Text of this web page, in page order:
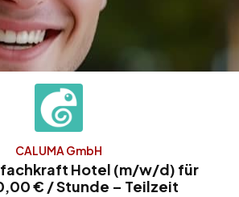
CALUMA GmbH
Hotel (m/w/d) für
€ / Stunde – Teilzeit